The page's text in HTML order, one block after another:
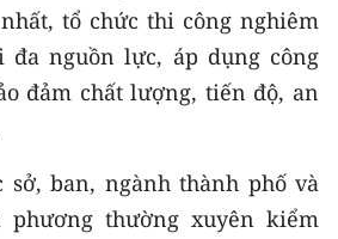
tổ chức thi công nghiêm
đa nguồn lực, áp dụng công
đảm chất lượng, tiến độ, an
sở, ban, ngành thành phố và
phương thường xuyên kiểm